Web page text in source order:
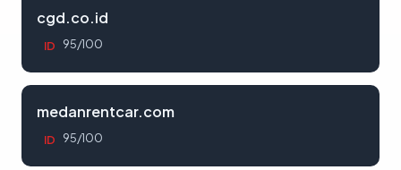
cgd.co.id
ID 95/100
medanrentcar.com
ID 95/100